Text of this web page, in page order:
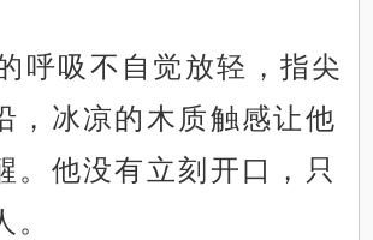
呼吸不自觉放轻，指尖
，冰凉的木质触感让他
。他没有立刻开口，只
。